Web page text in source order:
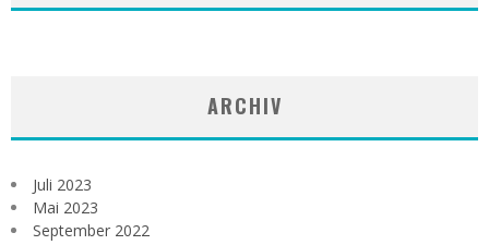
ARCHIV
Juli 2023
Mai 2023
September 2022